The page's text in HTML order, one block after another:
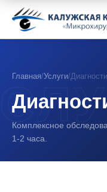
Главная/Услуги/
Комплексное
1-2 часа.